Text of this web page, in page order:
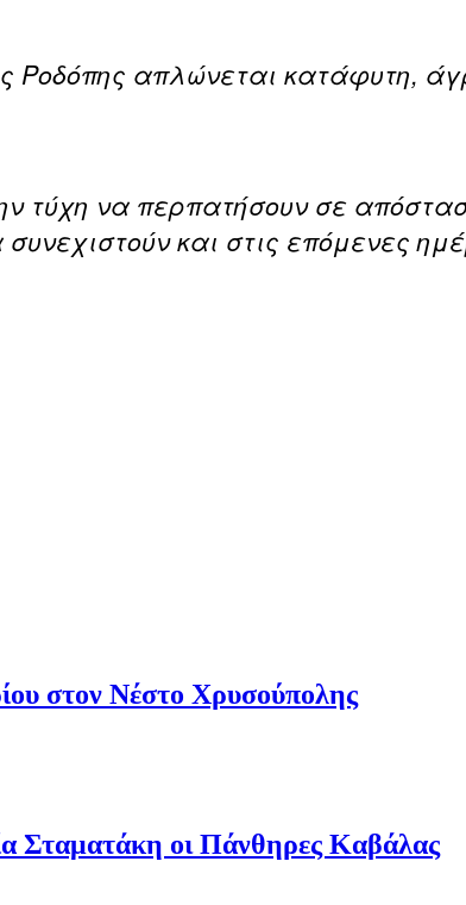
Ροδόπης απλώνεται κατάφυτη,
τύχη να περπατήσουν σε
και στις επόμενες
στον Νέστο Χρυσούπολης
Σταματάκη οι Πάνθηρες Καβάλας